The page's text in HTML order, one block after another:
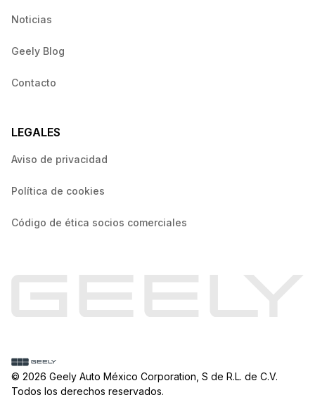
Noticias
Geely Blog
Contacto
LEGALES
Aviso de privacidad
Política de cookies
Código de ética socios comerciales
© 2026 Geely Auto México Corporation, S de R.L. de C.V.
Todos los derechos reservados.